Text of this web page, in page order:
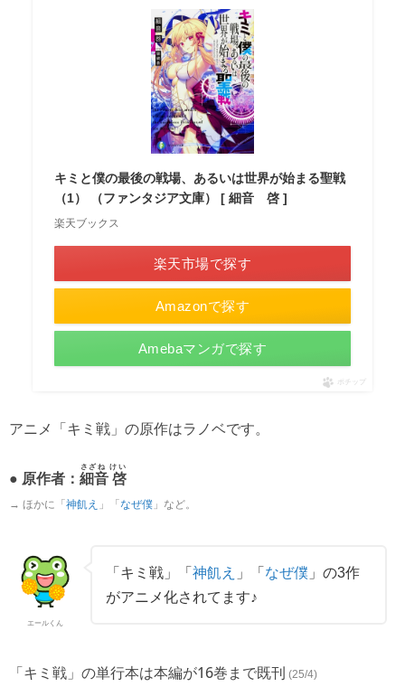
キミと僕の最後の戦場、あるいは世界が始まる聖戦
（1） （ファンタジア文庫） [ 細音 啓 ]
楽天ブックス
楽天市場で探す
Amazonで探す
Amebaマンガで探す
ポチップ
アニメ「キミ戦」の原作はラノベです。
● 原作者： 細音 啓
さざね けい
→ ほかに「 神飢え 」「 なぜ僕 」など。
エールくん
「キミ戦」「 神飢え 」「 なぜ僕 」の3作
がアニメ化されてます♪
「キミ戦」の単行本は本編が16巻まで既刊 (25/4)